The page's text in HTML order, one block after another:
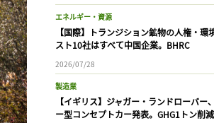
エネルギー・資源
【国際】トランジション鉱物の人権・環
スト10社はすべて中国企業。BHRC
2026/07/28
製造業
【イギリス】ジャガー・ランドローバー
ー型コンセプトカー発表。GHG1トン削減